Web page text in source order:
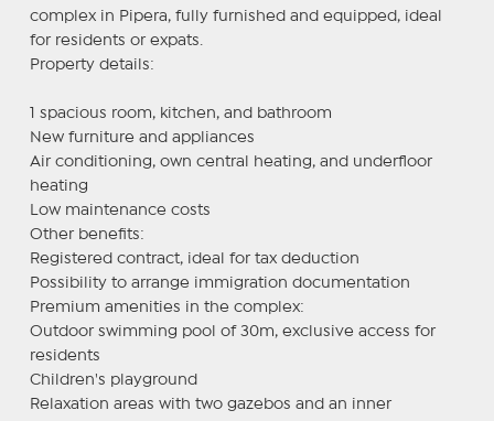
complex in Pipera, fully furnished and equipped, ideal
for residents or expats.
Property details:
1 spacious room, kitchen, and bathroom
New furniture and appliances
Air conditioning, own central heating, and underfloor
heating
Low maintenance costs
Other benefits:
Registered contract, ideal for tax deduction
Possibility to arrange immigration documentation
Premium amenities in the complex:
Outdoor swimming pool of 30m, exclusive access for
residents
Children's playground
Relaxation areas with two gazebos and an inner